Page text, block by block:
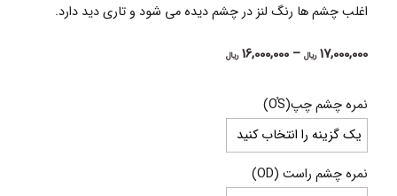
اغلب چشم ها رنگ لنز در چشم دیده می شود و تاری دید دارد.
17,000,000 ریال –
16,000,000 ریالPrice
نمره چشم چپ(OُS)
نمره چشم راست (OD)